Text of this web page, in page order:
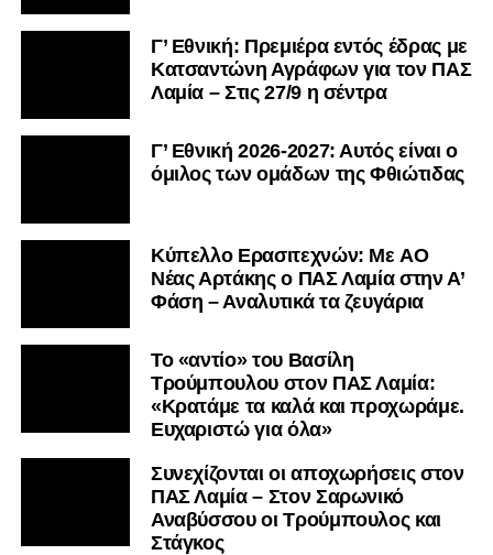
Γ’ Εθνική: Πρεμιέρα εντός έδρας με
Κατσαντώνη Αγράφων για τον ΠΑΣ
Λαμία – Στις 27/9 η σέντρα
Γ’ Εθνική 2026-2027: Αυτός είναι ο
όμιλος των ομάδων της Φθιώτιδας
Kύπελλο Ερασιτεχνών: Με AO
Nέας Αρτάκης ο ΠΑΣ Λαμία στην Α’
Φάση – Αναλυτικά τα ζευγάρια
Το «αντίο» του Βασίλη
Τρούμπουλου στον ΠΑΣ Λαμία:
«Κρατάμε τα καλά και προχωράμε.
Ευχαριστώ για όλα»
Συνεχίζονται οι αποχωρήσεις στον
ΠΑΣ Λαμία – Στον Σαρωνικό
Αναβύσσου οι Τρούμπουλος και
Στάγκος